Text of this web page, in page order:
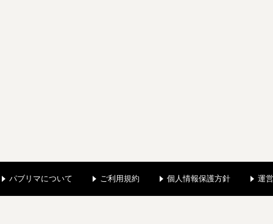
パブリマについて ご利用規約 個人情報保護方針 運